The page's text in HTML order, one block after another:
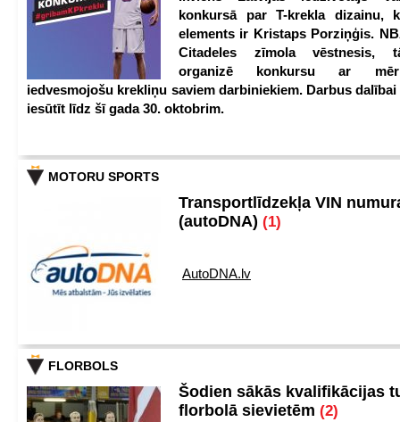
konkursā par T-krekla dizainu,
elements ir Kristaps Porziņģis.
Citadeles zīmola vēstnesis,
organizē konkursu ar
iedvesmojošu krekliņu saviem darbiniekiem. Darbus
iesūtīt līdz šī gada 30. oktobrim.
MOTORU SPORTS
Transportlīdzekļa VIN
(autoDNA) (1)
AutoDNA.lv
FLORBOLS
Šodien sākās kvalifikācijas
florbolā sievietēm (2)